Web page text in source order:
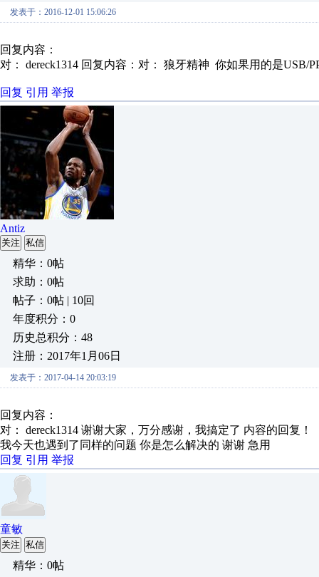
发表于：2016-12-01 15:06:26
回复内容：
对： dereck1314 回复内容：对： 狼牙精神 你如果用的是USB/
回复 引用 举报
Antiz
关注 私信
精华：0帖
求助：0帖
帖子：0帖 | 10回
年度积分：0
历史总积分：48
注册：2017年1月06日
发表于：2017-04-14 20:03:19
回复内容：
对： dereck1314 谢谢大家，万分感谢，我搞定了 内容的回复！
我今天也遇到了同样的问题 你是怎么解决的 谢谢 急用
回复 引用 举报
童敏
关注 私信
精华：0帖